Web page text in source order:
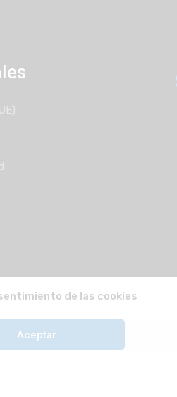
de las cookies
Aceptar